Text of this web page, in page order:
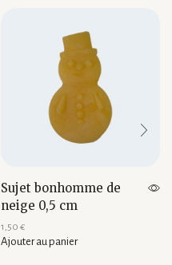
Sujet bonhomme de
neige 0,5 cm
1,50 €
Ajouter au panier